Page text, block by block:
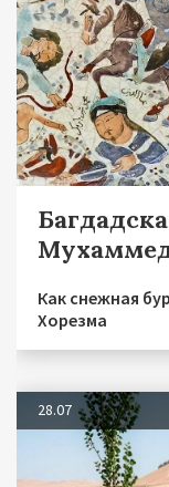
Как снежная
Хорезма
28.07